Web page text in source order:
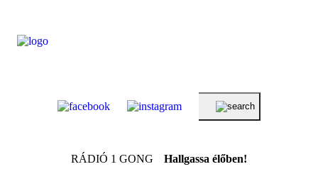
RÁDIÓ 1 GONG Hallgassa élőben!